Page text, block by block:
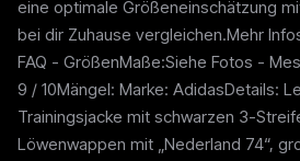
eine optimale Größeneinschätzung
bei dir Zuhause vergleichen.Mehr
FAQ - GrößenMaße:Siehe Fotos -
9 / 10Mängel: Marke: AdidasDetails:
Trainingsjacke mit schwarzen 3-
Löwenwappen mit „Nederland 74“,